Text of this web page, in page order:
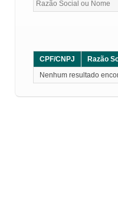
CPF/CNPJ Razão
Nenhum resultado